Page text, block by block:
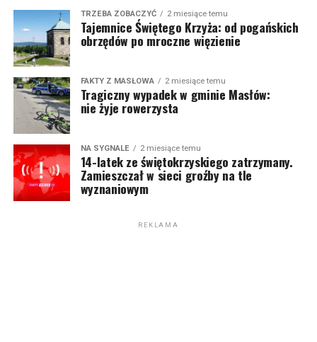
TRZEBA ZOBACZYĆ 2 miesiące temu
Tajemnice Świętego Krzyża: od pogańskich
obrzędów po mroczne więzienie
FAKTY Z MASŁOWA 2 miesiące temu
Tragiczny wypadek w gminie Masłów:
nie żyje rowerzysta
NA SYGNALE 2 miesiące temu
14-latek ze świętokrzyskiego zatrzymany.
Zamieszczał w sieci groźby na tle
wyznaniowym
REKLAMA